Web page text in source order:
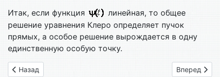
Итак, если функция
линейная, то общее
решение уравнения Клеро определяет пучок
прямых, а особое решение вырождается в одну
единственную особую точку.
Предыдущий: 4.2. Уравнение Лагранжа
Назад Следующий:
Вперед